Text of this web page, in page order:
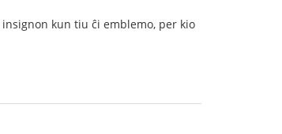
kun tiu ĉi emblemo, per kio